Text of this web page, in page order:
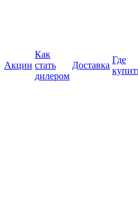
Акции
Как
стать
дилером
Доставка
Где